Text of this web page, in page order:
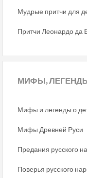
Мудрые притчи для
Притчи Леонардо да
МИФЫ,
Мифы и легенды о
Мифы Древней Руси
Предания русского
Поверья русского